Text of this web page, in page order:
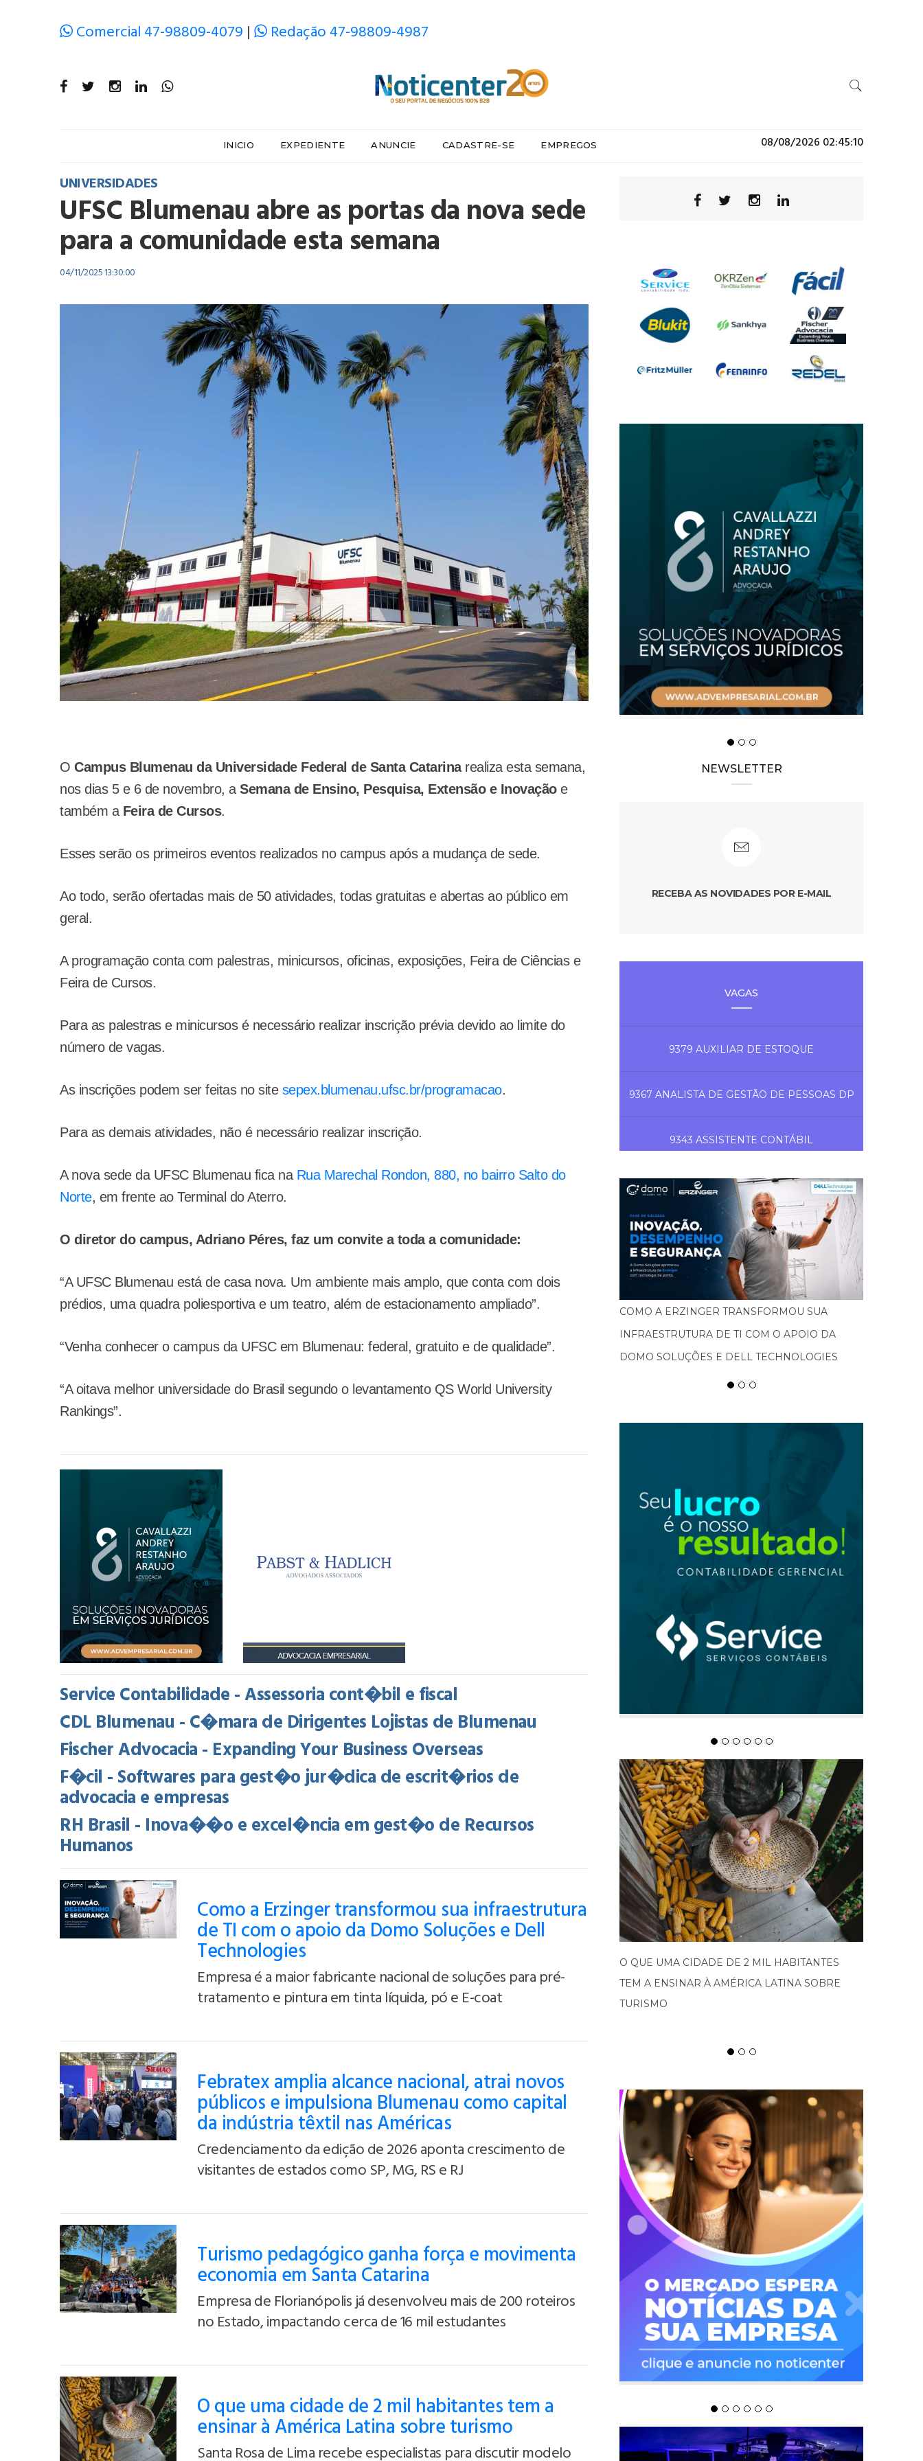
Comercial 47-98809-4079 | Redação 47-98809-4987
INICIO EXPEDIENTE ANUNCIE CADASTRE-SE EMPREGOS 08/08/2026 02:45:10
UNIVERSIDADES
UFSC Blumenau abre as portas da nova sede
para a comunidade esta semana
04/11/2025 13:30:00
O Campus Blumenau da Universidade Federal de Santa Catarinarealiza esta semana,
nos dias 5 e 6 de novembro, a Semana de Ensino, Pesquisa, Extensão e Inovaçãoe
também a Feira de Cursos.
Esses serão os primeiros eventos realizados no campus após a mudança de sede.
Ao todo, serão ofertadas mais de 50 atividades, todas gratuitas e abertas ao público em
geral.
A programação conta com palestras, minicursos, oficinas, exposições, Feira de Ciências e
Feira de Cursos.
Para as palestras e minicursos é necessário realizar inscrição prévia devido ao limite do
número de vagas.
As inscrições podem ser feitas no site sepex.blumenau.ufsc.br/programacao.
Para as demais atividades, não é necessário realizar inscrição.
A nova sede da UFSC Blumenau fica na Rua Marechal Rondon, 880, no bairro Salto do
Norte, em frente ao Terminal do Aterro.
O diretor do campus, Adriano Péres, faz um convite a toda a comunidade:
“A UFSC Blumenau está de casa nova. Um ambiente mais amplo, que conta com dois
prédios, uma quadra poliesportiva e um teatro, além de estacionamento ampliado”.
“Venha conhecer o campus da UFSC em Blumenau: federal, gratuito e de qualidade”.
“A oitava melhor universidade do Brasil segundo o levantamento QS World University
Rankings”.
Service Contabilidade - Assessoria cont�bil e fiscal
CDL Blumenau - C�mara de Dirigentes Lojistas de Blumenau
Fischer Advocacia - Expanding Your Business Overseas
F�cil - Softwares para gest�o jur�dica de escrit�rios de
advocacia e empresas
RH Brasil - Inova��o e excel�ncia em gest�o de Recursos
Humanos
Como a Erzinger transformou sua infraestrutura
de TI com o apoio da Domo Soluções e Dell
Technologies
Empresa é a maior fabricante nacional de soluções para pré-
tratamento e pintura em tinta líquida, pó e E-coat
Febratex amplia alcance nacional, atrai novos
públicos e impulsiona Blumenau como capital
da indústria têxtil nas Américas
Credenciamento da edição de 2026 aponta crescimento de
visitantes de estados como SP, MG, RS e RJ
Turismo pedagógico ganha força e movimenta
economia em Santa Catarina
Empresa de Florianópolis já desenvolveu mais de 200 roteiros
no Estado, impactando cerca de 16 mil estudantes
O que uma cidade de 2 mil habitantes tem a
ensinar à América Latina sobre turismo
Santa Rosa de Lima recebe especialistas para discutir modelo
NEWSLETTER
RECEBA AS NOVIDADES POR E-MAIL
VAGAS
9379 AUXILIAR DE ESTOQUE
9367 ANALISTA DE GESTÃO DE PESSOAS DP
9343 ASSISTENTE CONTÁBIL